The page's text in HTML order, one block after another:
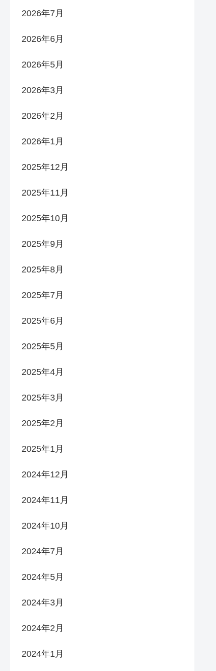
2026年7月
2026年6月
2026年5月
2026年3月
2026年2月
2026年1月
2025年12月
2025年11月
2025年10月
2025年9月
2025年8月
2025年7月
2025年6月
2025年5月
2025年4月
2025年3月
2025年2月
2025年1月
2024年12月
2024年11月
2024年10月
2024年7月
2024年5月
2024年3月
2024年2月
2024年1月